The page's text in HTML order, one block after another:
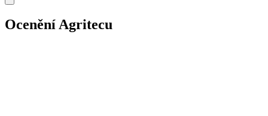
Ocenění Agritecu